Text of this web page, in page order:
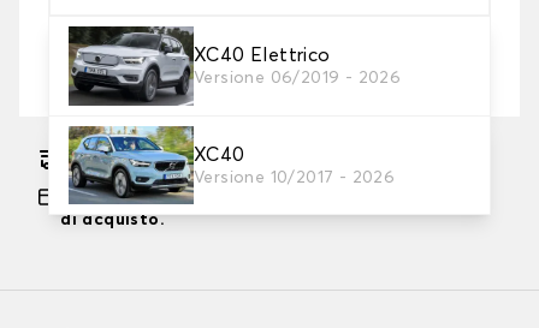
XC40 Elettrico
Versione 06/2019 - 2026
XC40
Versione 10/2017 - 2026
2. Livello di protezione
Scegli il telo protettivo adatto alle tue esigenze
Consegna gratuita stimata su 18/08/2026
Pagamento in 3x gratuito, a partire da 60 euro
di acquisto.